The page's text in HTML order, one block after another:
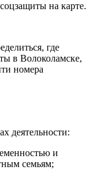
на карте.
где
в Волоколамске,
номера
деятельности:
и
семьям;